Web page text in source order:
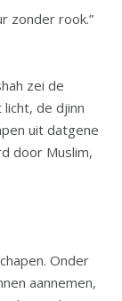
zonder rook.”
zei de
uit datgene
door Muslim,
Onder
aannemen,